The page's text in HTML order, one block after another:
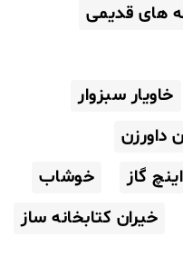
های قدیمی
خاویار سبزوار
داورزن
خوشاب
خیران کتابخانه ساز